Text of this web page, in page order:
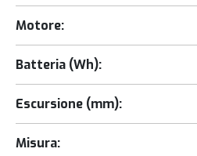
Motore:
Batteria (Wh):
Escursione (mm):
Misura: